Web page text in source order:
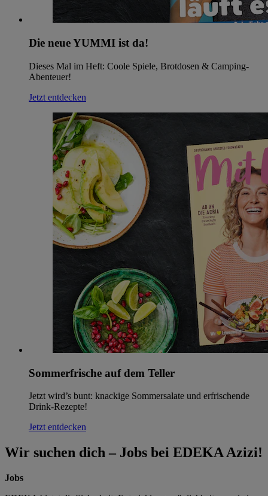
Die neue YUMMI ist da!
Dieses Mal im Heft: Coole Spiele, Brotdosen & Camping-
Abenteuer!
Jetzt entdecken
Sommerfrische auf dem Teller
Jetzt wird’s bunt: knackige Sommersalate und erfrischende
Drink-Rezepte!
Jetzt entdecken
Wir suchen dich – Jobs bei EDEKA Azizi!
Jobs